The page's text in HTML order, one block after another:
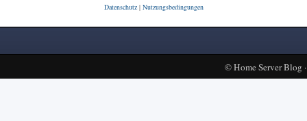
Datenschutz| Nutzungsbedingungen
©Home Server Blog